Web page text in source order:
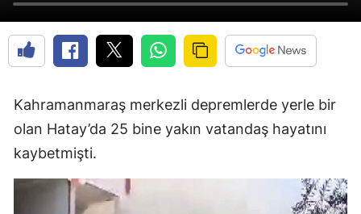
Kahramanmaraş merkezli depremlerde yerle bir
olan Hatay’da 25 bine yakın vatandaş hayatını
kaybetmişti.